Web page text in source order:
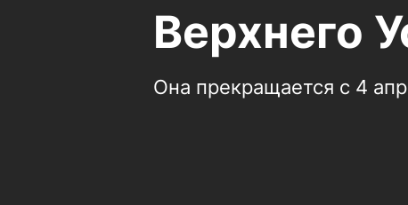
Верхнего
Она прекращается с 4